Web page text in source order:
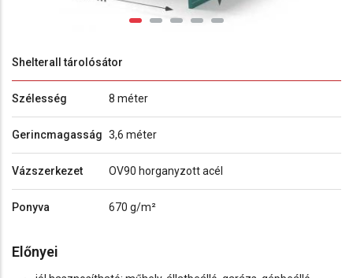
Shelterall tárolósátor
Szélesség 8 méter
Gerincmagasság 3,6 méter
Vázszerkezet OV90 horganyzott acél
Ponyva 670 g/m²
Előnyei